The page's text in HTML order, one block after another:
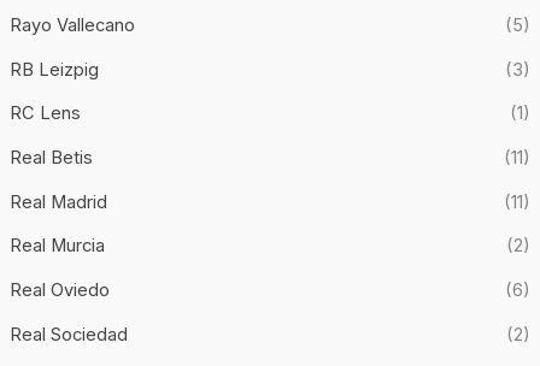
Rayo Vallecano (5)
RB Leizpig (3)
RC Lens (1)
Real Betis (11)
Real Madrid (11)
Real Murcia (2)
Real Oviedo (6)
Real Sociedad (2)